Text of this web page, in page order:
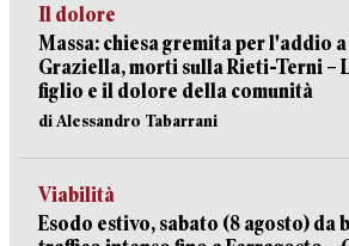
Il dolore
Massa: chiesa gremita per l'addio a
Graziella, morti sulla Rieti-Terni –
figlio e il dolore della comunità
di Alessandro Tabarrani
Viabilità
Esodo estivo, sabato (8 agosto) da